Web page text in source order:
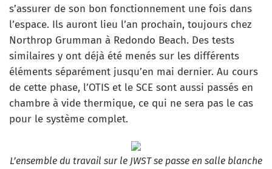
s’assurer de son bon fonctionnement une fois dans
l’espace. Ils auront lieu l’an prochain, toujours chez
Northrop Grumman à Redondo Beach. Des tests
similaires y ont déjà été menés sur les différents
éléments séparément jusqu’en mai dernier. Au cours
de cette phase, l’OTIS et le SCE sont aussi passés en
chambre à vide thermique, ce qui ne sera pas le cas
pour le système complet.
L’ensemble du travail sur le JWST se passe en salle blanche